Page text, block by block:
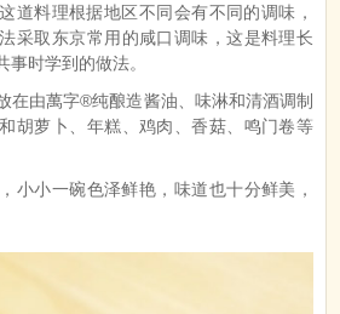
料理根据地区不同会有不同的调味，
采取东京常用的咸口调味，这是料理长
时学到的做法。
在由萬字®纯酿造酱油、味淋和清酒调制
胡萝卜、年糕、鸡肉、香菇、鸣门卷等
小小一碗色泽鲜艳，味道也十分鲜美，